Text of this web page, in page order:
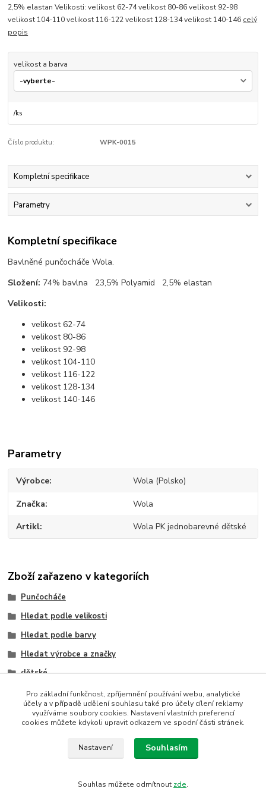
2,5% elastan Velikosti: velikost 62-74 velikost 80-86 velikost 92-98
velikost 104-110 velikost 116-122 velikost 128-134 velikost 140-146 celý
popis
velikost a barva
/ks
Číslo produktu: WPK-0015
Kompletní specifikace
Parametry
Kompletní specifikace
Bavlněné punčocháče Wola.
Složení: 74% bavlna 23,5% Polyamid 2,5% elastan
Velikosti:
velikost 62-74
velikost 80-86
velikost 92-98
velikost 104-110
velikost 116-122
velikost 128-134
velikost 140-146
Parametry
Výrobce Wola (Polsko)
Značka Wola
Artikl Wola PK jednobarevné dětské
Zboží zařazeno v kategoriích
Punčocháče
Hledat podle velikosti
Hledat podle barvy
Hledat výrobce a značky
dětské
dětské
šedá
Pro základní funkčnost, zpříjemnění používání webu, analytické
účely a v případě udělení souhlasu také pro účely cílení reklamy
využíváme soubory cookies. Nastavení vlastních preferencí
cookies můžete kdykoli upravit odkazem ve spodní části stránek.
Nastavení Souhlasím
Souhlas můžete odmítnout zde.